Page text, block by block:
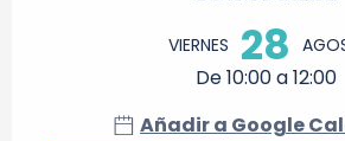
VIERNES 28
De 10:00 a 12:00
Añadir a Google